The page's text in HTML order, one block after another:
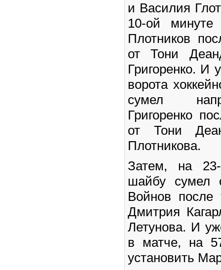
и Василия
10-ой минуте
Плотников
от Тони
Григоренко. И
ворота
сумел
Григоренко
от Тони
Плотникова.
Затем, на
шайбу сумел
Войнов после
Дмитрия
Летунова. И
в матче, на
установить